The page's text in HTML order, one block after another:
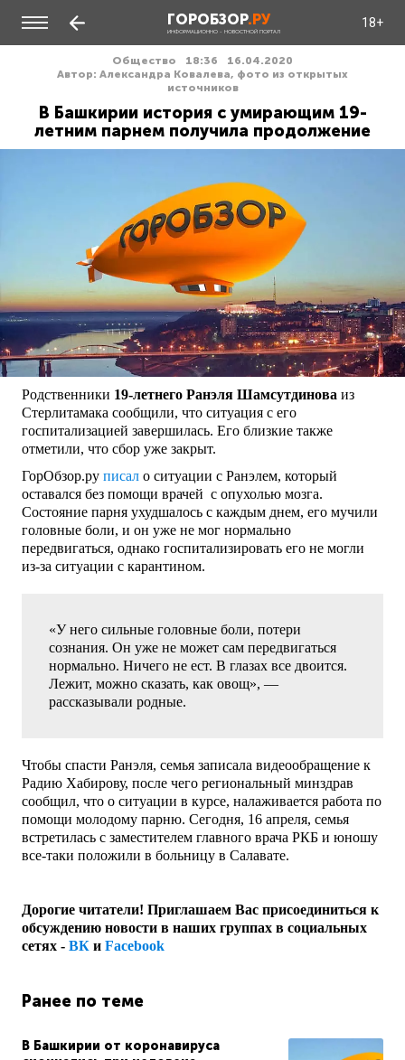
ГОРОБЗОР.РУ
ИНФОРМАЦИОННО - НОВОСТНОЙ ПОРТАЛ
18+
Общество 18:36
16.04.2020
Автор: Александра Ковалева, фото из открытых
источников
В Башкирии история с умирающим 19-
летним парнем получила продолжение
Родственники 19-летнего Ранэля Шамсутдинова из
Стерлитамака сообщили, что ситуация с его
госпитализацией завершилась. Его близкие также
отметили, что сбор уже закрыт.
ГорОбзор.ру писал о ситуации с Ранэлем, который
оставался без помощи врачей с опухолью мозга.
Состояние парня ухудшалось с каждым днем, его мучили
головные боли, и он уже не мог нормально
передвигаться, однако госпитализировать его не могли
из-за ситуации с карантином.
«У него сильные головные боли, потери
сознания. Он уже не может сам передвигаться
нормально. Ничего не ест. В глазах все двоится.
Лежит, можно сказать, как овощ», —
рассказывали родные.
Чтобы спасти Ранэля, семья записала видеообращение к
Радию Хабирову, после чего региональный минздрав
сообщил, что о ситуации в курсе, налаживается работа по
помощи молодому парню. Сегодня, 16 апреля, семья
встретилась с заместителем главного врача РКБ и юношу
все-таки положили в больницу в Салавате.
Дорогие читатели! Приглашаем Вас присоединиться к
обсуждению новости в наших группах в социальных
сетях - ВК и Facebook
Ранее по теме
В Башкирии от коронавируса